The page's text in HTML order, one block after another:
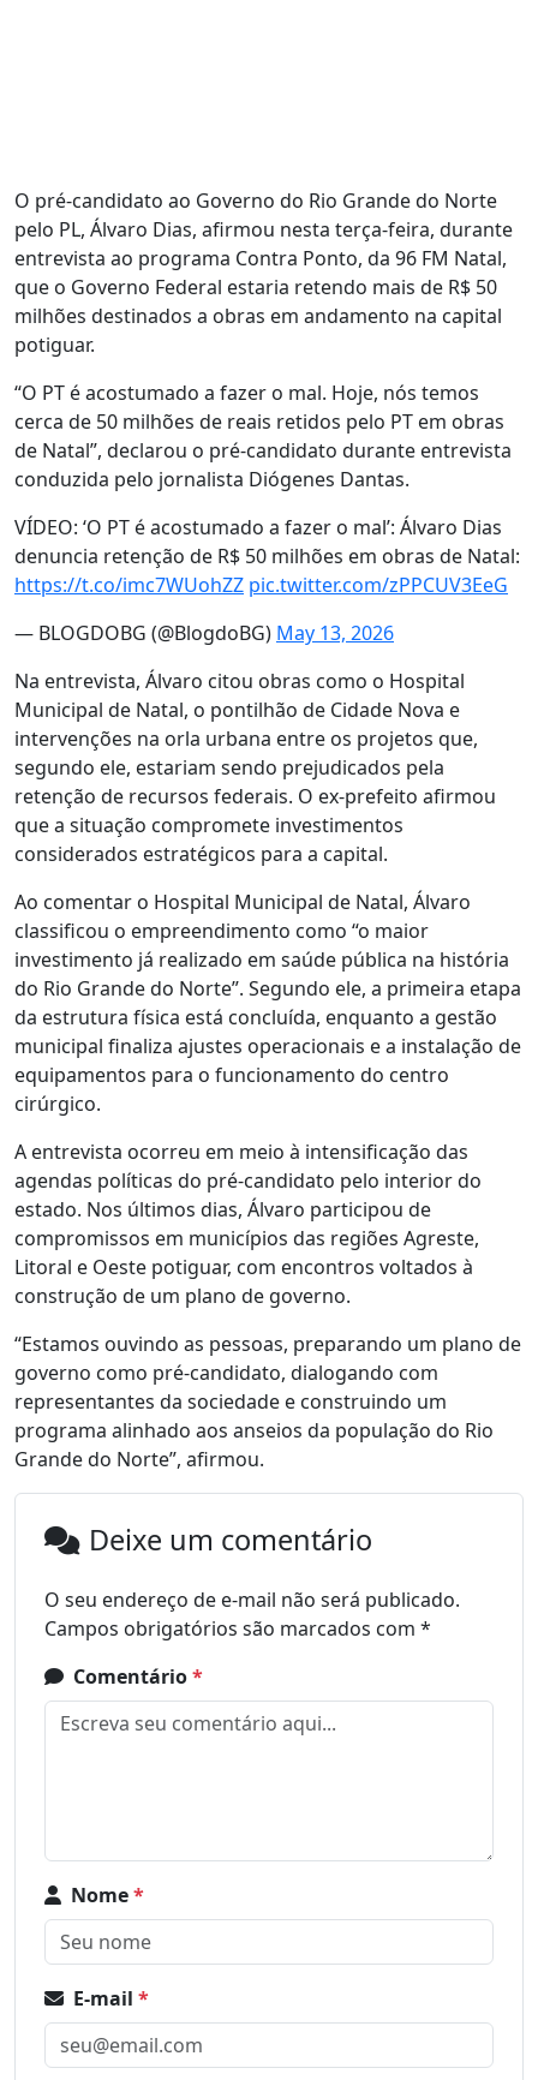
O pré-candidato ao Governo do Rio Grande do Norte
pelo PL, Álvaro Dias, afirmou nesta terça-feira, durante
entrevista ao programa Contra Ponto, da 96 FM Natal,
que o Governo Federal estaria retendo mais de R$ 50
milhões destinados a obras em andamento na capital
potiguar.
“O PT é acostumado a fazer o mal. Hoje, nós temos
cerca de 50 milhões de reais retidos pelo PT em obras
de Natal”, declarou o pré-candidato durante entrevista
conduzida pelo jornalista Diógenes Dantas.
VÍDEO: ‘O PT é acostumado a fazer o mal’: Álvaro Dias
denuncia retenção de R$ 50 milhões em obras de Natal:
https://t.co/imc7WUohZZ pic.twitter.com/zPPCUV3EeG
— BLOGDOBG (@BlogdoBG) May 13, 2026
Na entrevista, Álvaro citou obras como o Hospital
Municipal de Natal, o pontilhão de Cidade Nova e
intervenções na orla urbana entre os projetos que,
segundo ele, estariam sendo prejudicados pela
retenção de recursos federais. O ex-prefeito afirmou
que a situação compromete investimentos
considerados estratégicos para a capital.
Ao comentar o Hospital Municipal de Natal, Álvaro
classificou o empreendimento como “o maior
investimento já realizado em saúde pública na história
do Rio Grande do Norte”. Segundo ele, a primeira etapa
da estrutura física está concluída, enquanto a gestão
municipal finaliza ajustes operacionais e a instalação de
equipamentos para o funcionamento do centro
cirúrgico.
A entrevista ocorreu em meio à intensificação das
agendas políticas do pré-candidato pelo interior do
estado. Nos últimos dias, Álvaro participou de
compromissos em municípios das regiões Agreste,
Litoral e Oeste potiguar, com encontros voltados à
construção de um plano de governo.
“Estamos ouvindo as pessoas, preparando um plano de
governo como pré-candidato, dialogando com
representantes da sociedade e construindo um
programa alinhado aos anseios da população do Rio
Grande do Norte”, afirmou.
Deixe um comentário
O seu endereço de e-mail não será publicado.
Campos obrigatórios são marcados com *
Comentário*
Nome*
E-mail *